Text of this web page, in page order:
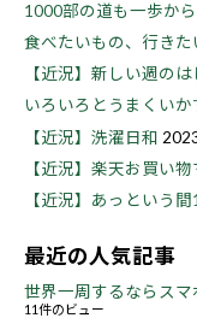
1000部の道も一歩から
食べたいもの、行き
【近況】新しい週のは
いろいろとうまくいか
【近況】洗濯日和
【近況】楽天お買い
【近況】あっという
最近の人気記事
世界一周するならス
11件のビュー